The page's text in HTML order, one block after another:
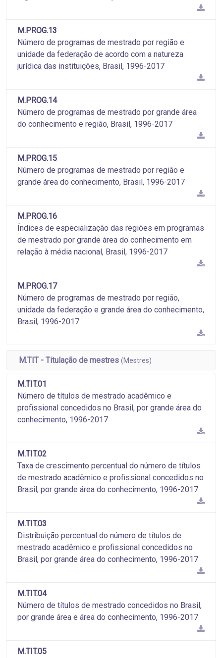
M.PROG.13
Número de programas de mestrado por região e
unidade da federação de acordo com a natureza
jurídica das instituições, Brasil, 1996-2017
M.PROG.14
Número de programas de mestrado por grande área
do conhecimento e região, Brasil, 1996-2017
M.PROG.15
Número de programas de mestrado por região e
grande área do conhecimento, Brasil, 1996-2017
M.PROG.16
Índices de especialização das regiões em programas
de mestrado por grande área do conhecimento em
relação à média nacional, Brasil, 1996-2017
M.PROG.17
Número de programas de mestrado por região,
unidade da federação e grande área do conhecimento,
Brasil, 1996-2017
M.TIT - Titulação de mestres (Mestres)
M.TIT.01
Número de títulos de mestrado acadêmico e
profissional concedidos no Brasil, por grande área do
conhecimento, 1996-2017
M.TIT.02
Taxa de crescimento percentual do número de títulos
de mestrado acadêmico e profissional concedidos no
Brasil, por grande área do conhecimento, 1996-2017
M.TIT.03
Distribuição percentual do número de títulos de
mestrado acadêmico e profissional concedidos no
Brasil, por grande área do conhecimento, 1996-2017
M.TIT.04
Número de títulos de mestrado concedidos no Brasil,
por grande área e área do conhecimento, 1996-2017
M.TIT.05